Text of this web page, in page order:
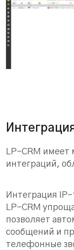
LP-CRM имеет
интеграций,
Интеграция
LP-CRM
позволяет
сообщений и
телефонные